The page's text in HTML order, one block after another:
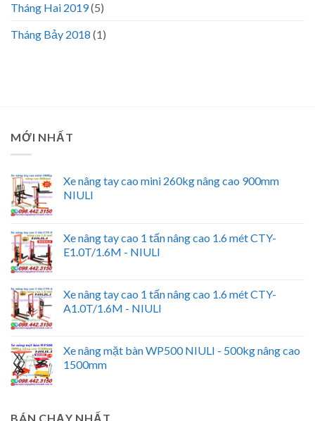
Tháng Hai 2019(5)
Tháng Bảy 2018 (1)
MỚI NHẤT
Xe nâng tay cao mini 260kg nâng cao 900mm
NIULI
Xe nâng tay cao 1 tấn nâng cao 1.6 mét CTY-
E1.0T/1.6M - NIULI
Xe nâng tay cao 1 tấn nâng cao 1.6 mét CTY-
A1.0T/1.6M - NIULI
Xe nâng mặt bàn WP500 NIULI - 500kg nâng cao
1500mm
BÁN CHẠY NHẤT